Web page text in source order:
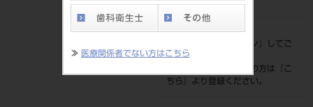
≫ 医療関係者でない方はこちら
標準価格
ログイン
』してご
覧ください。
ネット会員登録がまだの方は『
こ
ちら
』より登録ください。